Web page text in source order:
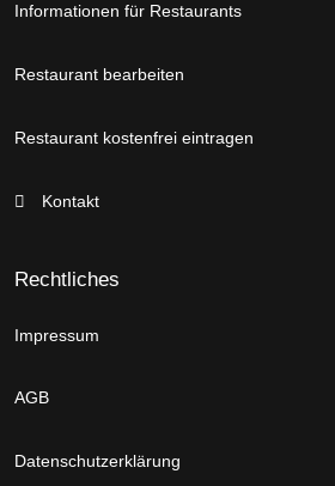
Informationen für Restaurants
Restaurant bearbeiten
Restaurant kostenfrei eintragen
Kontakt
Rechtliches
Impressum
AGB
Datenschutzerklärung